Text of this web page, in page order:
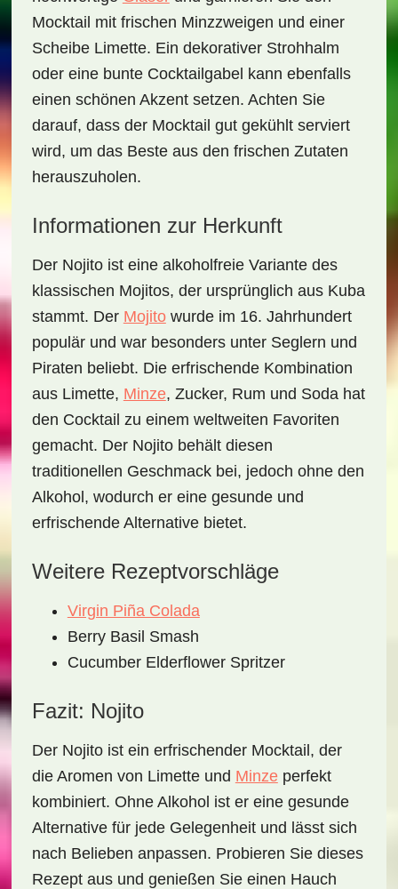
Mocktail mit frischen Minzzweigen und einer
Scheibe Limette. Ein dekorativer Strohhalm
oder eine bunte Cocktailgabel kann ebenfalls
einen schönen Akzent setzen. Achten Sie
darauf, dass der Mocktail gut gekühlt serviert
wird, um das Beste aus den frischen Zutaten
herauszuholen.
Informationen zur Herkunft
Der Nojito ist eine alkoholfreie Variante des
klassischen Mojitos, der ursprünglich aus Kuba
stammt. Der Mojitowurde im 16. Jahrhundert
populär und war besonders unter Seglern und
Piraten beliebt. Die erfrischende Kombination
aus Limette, Minze, Zucker, Rum und Soda hat
den Cocktail zu einem weltweiten Favoriten
gemacht. Der Nojito behält diesen
traditionellen Geschmack bei, jedoch ohne den
Alkohol, wodurch er eine gesunde und
erfrischende Alternative bietet.
Weitere Rezeptvorschläge
Virgin Piña Colada
Berry Basil Smash
Cucumber Elderflower Spritzer
Fazit: Nojito
Der Nojito ist ein erfrischender Mocktail , der
die Aromen von Limette und Minzeperfekt
kombiniert. Ohne Alkohol ist er eine gesunde
Alternative für jede Gelegenheit und lässt sich
nach Belieben anpassen. Probieren Sie dieses
Rezept aus und genießen Sie einen Hauch